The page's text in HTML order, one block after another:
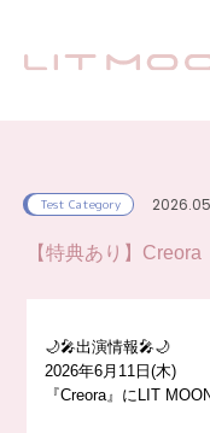
Test Category
【特典あり】Creora
🌙🎤出演情報🎤🌙
2026年6月11日(木)
『Creora』にLIT